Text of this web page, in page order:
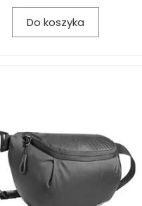
Do koszyka